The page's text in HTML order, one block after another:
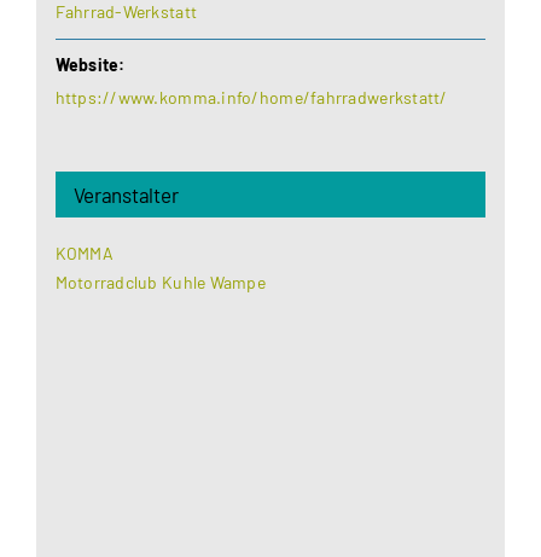
Fahrrad-Werkstatt
Website:
https://www.komma.info/home/fahrradwerkstatt/
Veranstalter
KOMMA
Motorradclub Kuhle Wampe